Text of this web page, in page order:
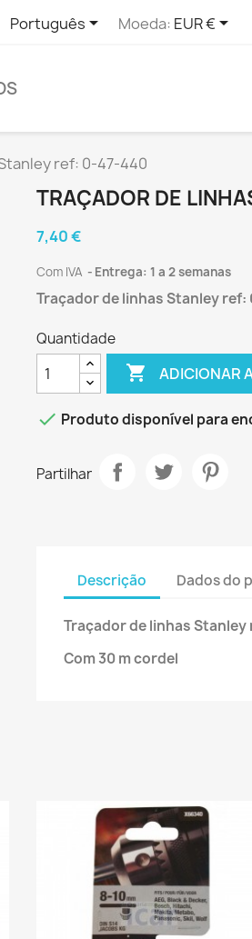
Português Moeda: EUR €
ref: 0-47-440
TRAÇADOR DE
7,40 €
Com IVA Entrega: 1 a 2 semanas
Traçador de linhas Stanley
Quantidade
 ADICIONAR
 Produto disponível para
Partilhar
Descrição Dados do
Traçador de linhas
Com 30 m cordel